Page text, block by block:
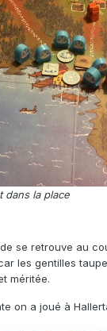
dans la place
se retrouve au
les gentilles
méritée.
on a joué à